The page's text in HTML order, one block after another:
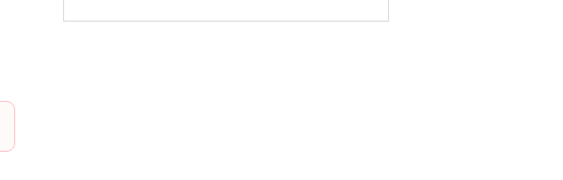
Bersih dan Ramah